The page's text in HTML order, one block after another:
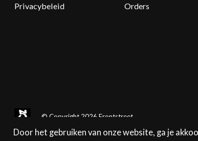
Privacybeleid
Orders
© Copyright 2026 Frontstreet
Door het gebruiken van onze website, ga je